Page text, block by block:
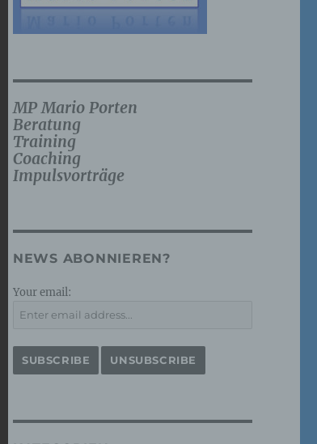
MP Mario Porten
Beratung
Training
Coaching
Impulsvorträge
NEWS ABONNIEREN?
Your email: